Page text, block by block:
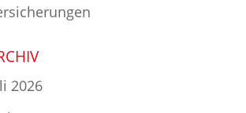
2026